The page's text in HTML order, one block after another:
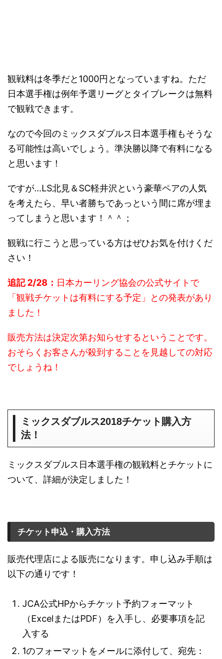
観戦料は冬季だと1000円となっていますね。ただ
日本選手権は例年予選リーグとタイブレークは無料
で観戦できます。
なので今回のミックスダブルス日本選手権もそうな
る可能性は高いでしょう。準決勝以降で有料になる
と思います！
ですが…LS北見＆SC軽井沢という豪華ペアの人気
を考えたら、早い者勝ちであっという間に席が埋ま
ってしまうと思います！＾＾；
観戦に行こうと思っている方はぜひお気を付けくだ
さい！
追記 2/28： 日本カーリング協会の公式サイトで
「観戦チケットは有料にする予定」との発表があり
ました！
販売方法は決定次第お知らせするということです。
おそらくお客さんが殺到することを見越しての対応
でしょうね！
ミックスダブルス2018チケット購入方
法！
ミックスダブルス日本選手権の観戦料とチケットに
ついて、詳細が決定しました！
チケット申込・購入方法
販売代理店による販売になります。申し込み手順は
以下の通りです！
JCA公式HPからチケット予約フォーマット
（ExcelまたはPDF）を入手し、必要事項を記
入する
1のフォーマットをメールに添付して、宛先：